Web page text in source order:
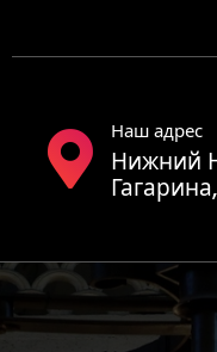
Наш адрес
Нижний